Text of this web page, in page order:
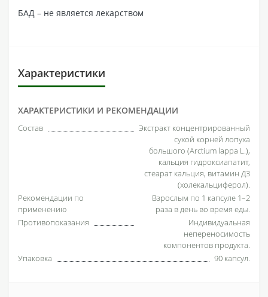
БАД – не является лекарством
Характеристики
ХАРАКТЕРИСТИКИ И РЕКОМЕНДАЦИИ
Состав
Экстракт концентрированный
сухой корней лопуха
большого (Arctium lappa L.),
кальция гидроксиапатит,
стеарат кальция, витамин Д3
(холекальциферол).
Рекомендации по
применению
Взрослым по 1 капсуле 1–2
раза в день во время еды.
Противопоказания
Индивидуальная
непереносимость
компонентов продукта.
Упаковка
90 капсул.